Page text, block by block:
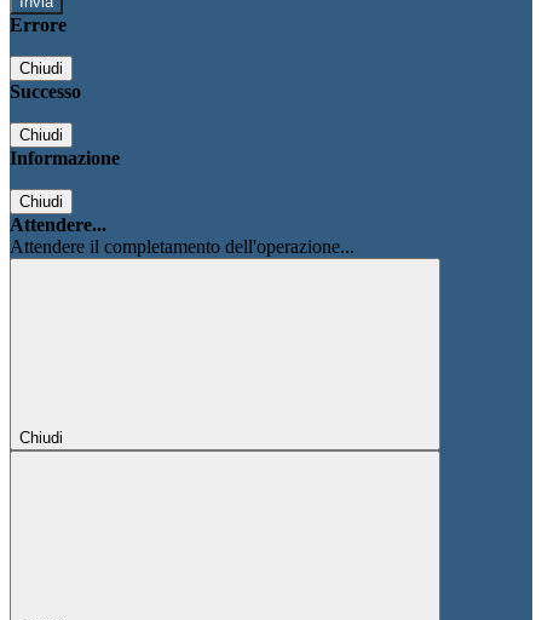
Errore
Chiudi
Successo
Chiudi
Informazione
Chiudi
Attendere...
Attendere il completamento dell'operazione...
Chiudi